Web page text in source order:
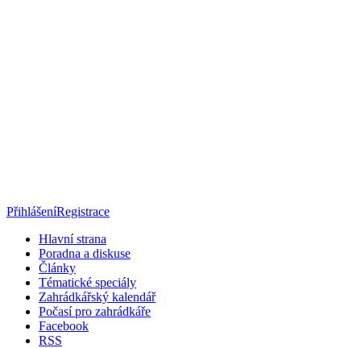
PřihlášeníRegistrace
Hlavní strana
Poradna a diskuse
Články
Tématické speciály
Zahrádkářský kalendář
Počasí pro zahrádkáře
Facebook
RSS